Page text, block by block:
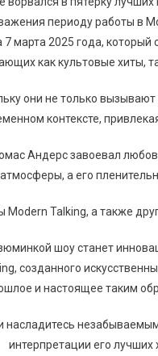
периоду работы
2025 года,
как культовые хиты,
они не только
контексте,
Андерс завоевал
а его
Modern Talking, а также
шоу станет
созданного
и настоящее таким
насладитесь
интерпретации его